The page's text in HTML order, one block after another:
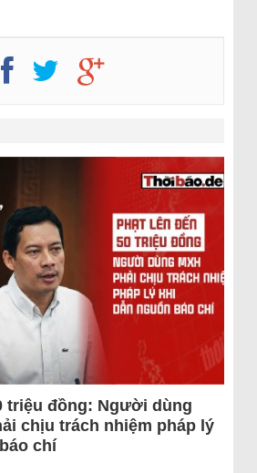
triệu đồng: Người dùng
chịu trách nhiệm pháp lý
chí